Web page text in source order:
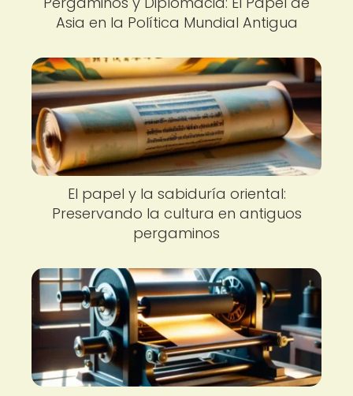
Asia en la Política Mundial Antigua
El papel y la sabiduría oriental:
Preservando la cultura en antiguos
pergaminos